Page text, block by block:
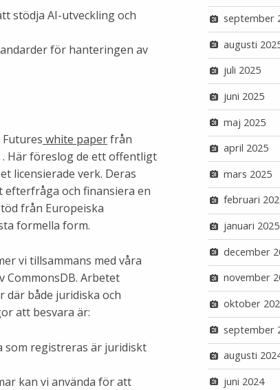
stödja AI-utveckling och
för hanteringen av
white paperfrån
. Här föreslog de ett offentligt
licensierade verk. Deras
och finansiera en
från Europeiska
formella form.
vi tillsammans med våra
Arbetet
där både juridiska och
att besvara är:
som registreras är juridiskt
kan vi använda för att
september
augusti
juli 2025
juni 2025
maj 2025
april 2025
mars 2025
februari
januari 2025
december
november
oktober
september
augusti
juni 2024